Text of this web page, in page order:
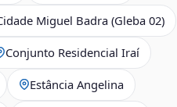
Miguel Badra (Gleba 02)
Conjunto Residencial Iraí
Estância Angelina